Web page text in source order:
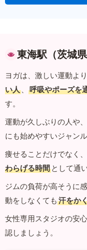
東海駅（茨城
ヨガは、激しい運動よ
い人 、 呼吸やポーズを
す。
運動が久しぶりの人や、
にも始めやすいジャンル
痩せることだけでなく、
わらげる時間 として通
ジムの負荷が高そうに
動をしなくても 汗をか
女性専用スタジオの安
認しましょう。